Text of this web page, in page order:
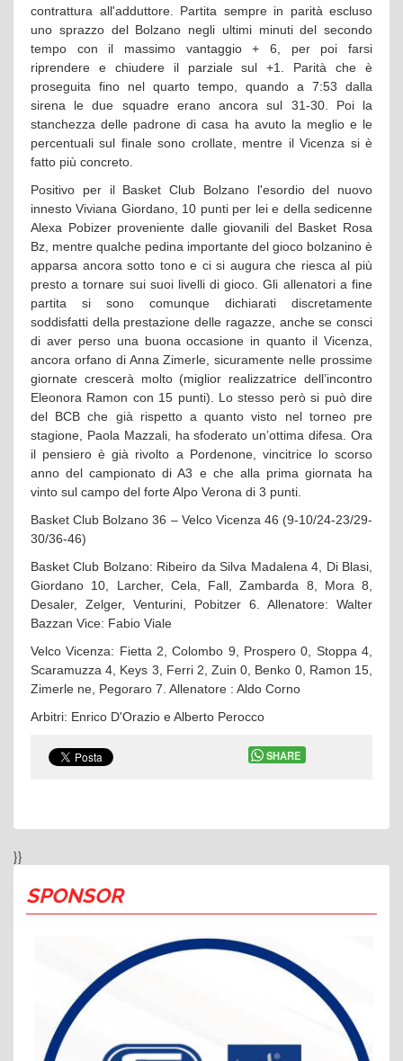
}}
SPONSOR
contrattura all'adduttore. Partita sempre in parità escluso
uno sprazzo del Bolzano negli ultimi minuti del secondo
tempo con il massimo vantaggio + 6, per poi farsi
riprendere e chiudere il parziale sul +1. Parità che è
proseguita fino nel quarto tempo, quando a 7:53 dalla
sirena le due squadre erano ancora sul 31-30. Poi la
stanchezza delle padrone di casa ha avuto la meglio e le
percentuali sul finale sono crollate, mentre il Vicenza si è
fatto più concreto.
Positivo per il Basket Club Bolzano l'esordio del nuovo
innesto Viviana Giordano, 10 punti per lei e della sedicenne
Alexa Pobizer proveniente dalle giovanili del Basket Rosa
Bz, mentre qualche pedina importante del gioco bolzanino è
apparsa ancora sotto tono e ci si augura che riesca al più
presto a tornare sui suoi livelli di gioco. Gli allenatori a fine
partita si sono comunque dichiarati discretamente
soddisfatti della prestazione delle ragazze, anche se consci
di aver perso una buona occasione in quanto il Vicenza,
ancora orfano di Anna Zimerle, sicuramente nelle prossime
giornate crescerà molto (miglior realizzatrice dell’incontro
Eleonora Ramon con 15 punti). Lo stesso però si può dire
del BCB che già rispetto a quanto visto nel torneo pre
stagione, Paola Mazzali, ha sfoderato un’ottima difesa. Ora
il pensiero è già rivolto a Pordenone, vincitrice lo scorso
anno del campionato di A3 e che alla prima giornata ha
vinto sul campo del forte Alpo Verona di 3 punti.
Basket Club Bolzano 36 – Velco Vicenza 46 (9-10/24-23/29-
30/36-46)
Basket Club Bolzano: Ribeiro da Silva Madalena 4, Di Blasi,
Giordano 10, Larcher, Cela, Fall, Zambarda 8, Mora 8,
Desaler, Zelger, Venturini, Pobitzer 6. Allenatore: Walter
Bazzan Vice: Fabio Viale
Velco Vicenza: Fietta 2, Colombo 9, Prospero 0, Stoppa 4,
Scaramuzza 4, Keys 3, Ferri 2, Zuin 0, Benko 0, Ramon 15,
Zimerle ne, Pegoraro 7. Allenatore : Aldo Corno
Arbitri: Enrico D'Orazio e Alberto Perocco
SHARE